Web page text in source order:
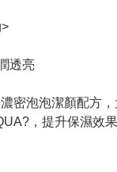
透亮
密泡泡潔顏配方
，提升保濕效